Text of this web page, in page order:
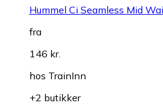
Hummel Ci Seamless Mid
fra
146 kr.
hos TrainInn
+2 butikker